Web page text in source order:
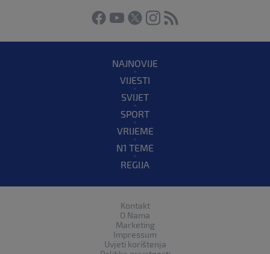
NAJNOVIJE
VIJESTI
SVIJET
SPORT
VRIJEME
N1 TEME
REGIJA
Kontakt
O Nama
Marketing
Impressum
Uvjeti korištenja